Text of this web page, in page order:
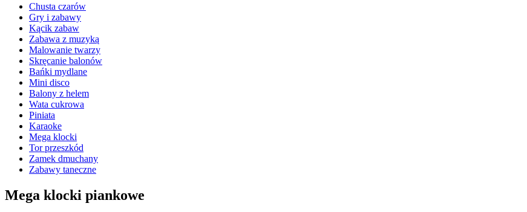
Chusta czarów
Gry i zabawy
Kącik zabaw
Zabawa z muzyką
Malowanie twarzy
Skręcanie balonów
Bańki mydlane
Mini disco
Balony z helem
Wata cukrowa
Piniata
Karaoke
Mega klocki
Tor przeszkód
Zamek dmuchany
Zabawy taneczne
Mega klocki piankowe